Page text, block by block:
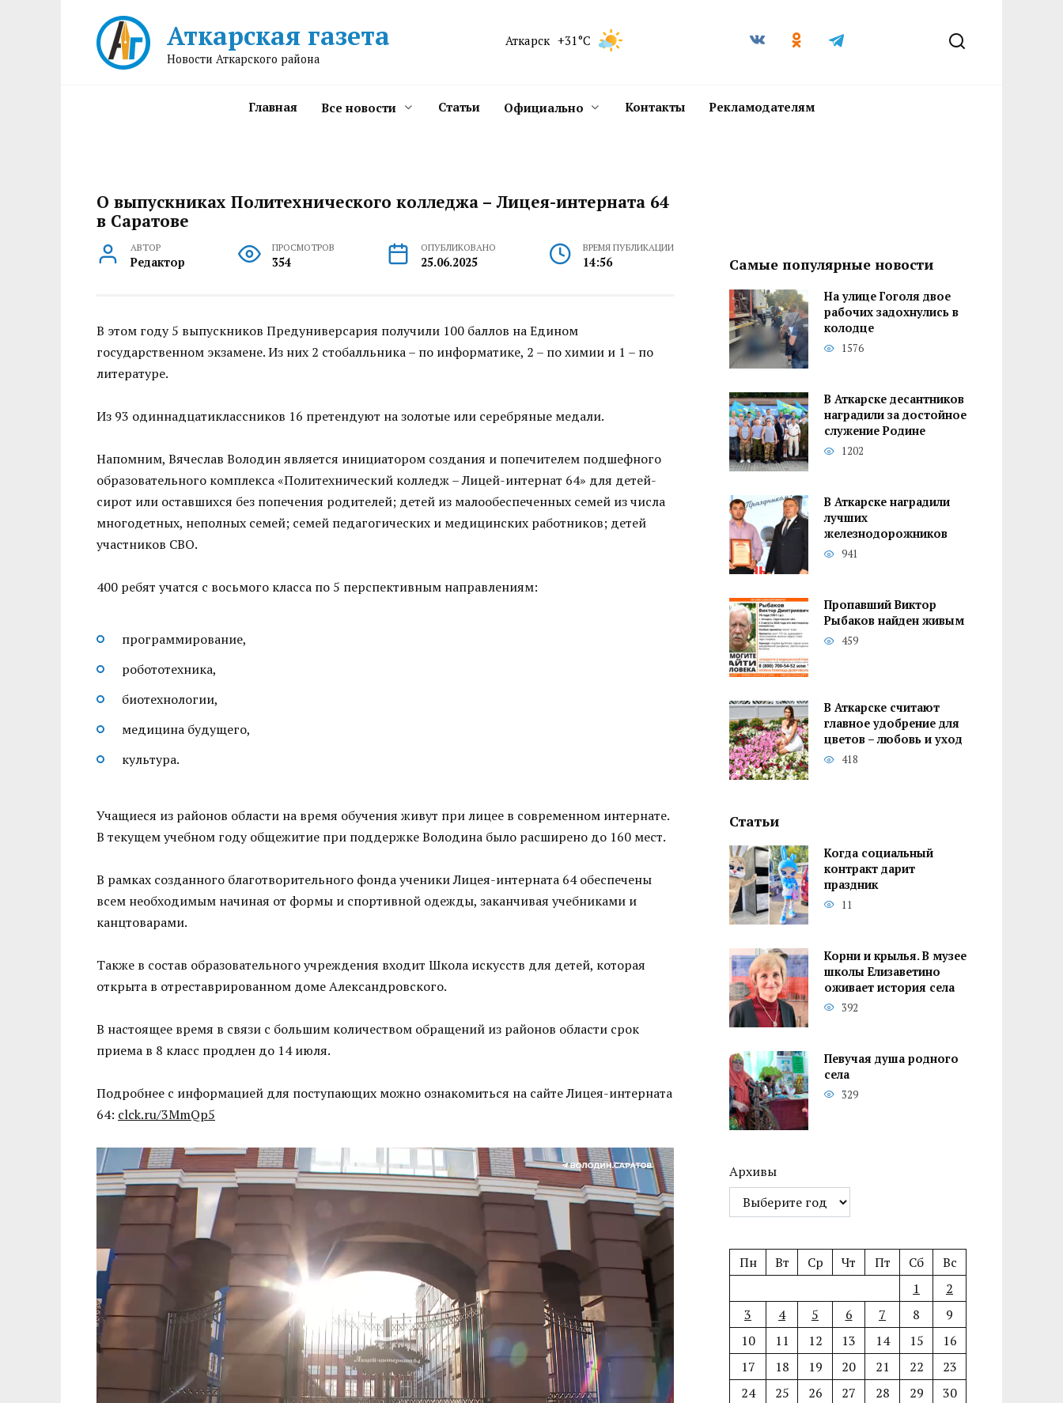
Аткарская газета
Новости Аткарского района
Аткарск +31°C
Главная Все новости Статьи Официально Контакты Рекламодателям
О выпускниках Политехнического колледжа – Лицея-интерната 64
в Саратове
АВТОР
Редактор
ПРОСМОТРОВ
354
ОПУБЛИКОВАНО
25.06.2025
ВРЕМЯ ПУБЛИКАЦИИ
14:56
В этом году 5 выпускников Предуниверсария получили 100 баллов на Едином
государственном экзамене. Из них 2 стобалльника – по информатике, 2 – по химии и 1 – по
литературе.
Из 93 одиннадцатиклассников 16 претендуют на золотые или серебряные медали.
Напомним, Вячеслав Володин является инициатором создания и попечителем подшефного
образовательного комплекса «Политехнический колледж – Лицей-интернат 64» для детей-
сирот или оставшихся без попечения родителей; детей из малообеспеченных семей из числа
многодетных, неполных семей; семей педагогических и медицинских работников; детей
участников СВО.
400 ребят учатся с восьмого класса по 5 перспективным направлениям:
программирование,
робототехника,
биотехнологии,
медицина будущего,
культура.
Учащиеся из районов области на время обучения живут при лицее в современном интернате.
В текущем учебном году общежитие при поддержке Володина было расширено до 160 мест.
️В рамках созданного благотворительного фонда ученики Лицея-интерната 64 обеспечены
всем необходимым начиная от формы и спортивной одежды, заканчивая учебниками и
канцтоварами.
Также в состав образовательного учреждения входит Школа искусств для детей, которая
открыта в отреставрированном доме Александровского.
В настоящее время в связи с большим количеством обращений из районов области срок
приема в 8 класс продлен до 14 июля.
Подробнее с информацией для поступающих можно ознакомиться на сайте Лицея-интерната
64: clck.ru/3MmQp5
Видеоплеер
Самые популярные новости
На улице Гоголя двое
рабочих задохнулись в
колодце
1576
В Аткарске десантников
наградили за достойное
служение Родине
1202
В Аткарске наградили
лучших
железнодорожников
941
Пропавший Виктор
Рыбаков найден живым
459
В Аткарске считают
главное удобрение для
цветов – любовь и уход
418
Статьи
Когда социальный
контракт дарит
праздник
11
Корни и крылья. В музее
школы Елизаветино
оживает история села
392
Певучая душа родного
села
329
Архивы
Пн Вт Ср Чт Пт Сб
Вс
1
2
3
4 5 6 7 8
9
10
11 12 13 14 15
16
17
18 19 20 21 22
23
24
25 26 27 28 29
30